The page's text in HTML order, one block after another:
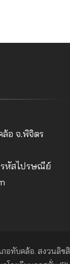
อ จ.พิจิตร
รหัสไปรษณีย์
อทับคล้อ. สงวนลิข